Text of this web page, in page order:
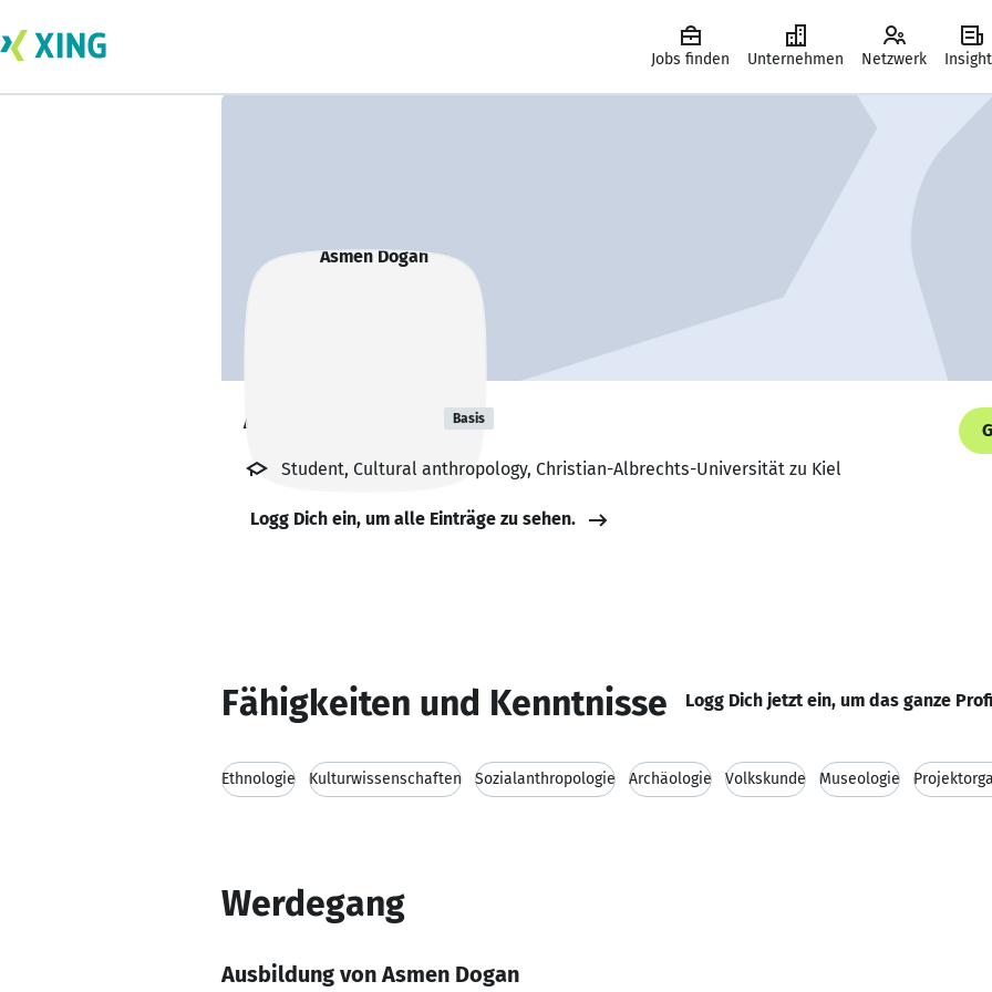
Jobs finden Unternehmen Netzwerk
Asmen Dogan Basis
Student, Cultural anthropology, Christian-Albrechts-Universität zu Kiel
Logg Dich ein, um alle Einträge zu sehen.
Fähigkeiten und Kenntnisse Logg Dich jetzt ein, um das ganze
Ethnologie Kulturwissenschaften Sozialanthropologie Archäologie Volkskunde Museologie
Werdegang
Ausbildung von Asmen Dogan